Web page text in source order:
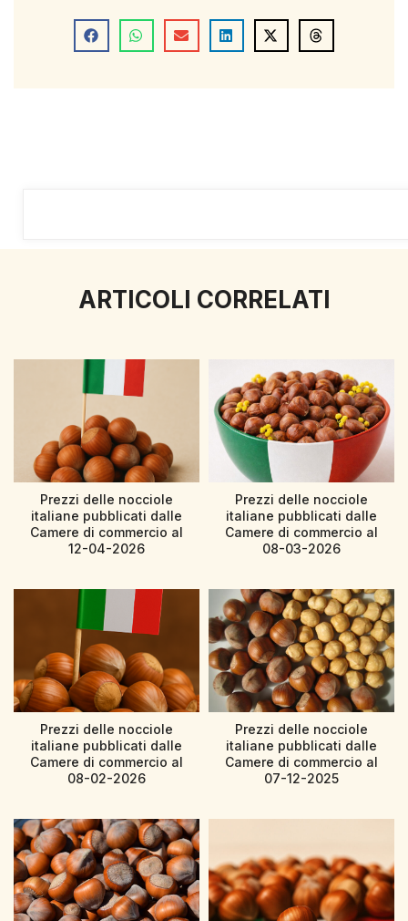
ARTICOLI CORRELATI
Prezzi delle nocciole
italiane pubblicati dalle
Camere di commercio al
12-04-2026
Prezzi delle nocciole
italiane pubblicati dalle
Camere di commercio al
08-03-2026
Prezzi delle nocciole
italiane pubblicati dalle
Camere di commercio al
08-02-2026
Prezzi delle nocciole
italiane pubblicati dalle
Camere di commercio al
07-12-2025